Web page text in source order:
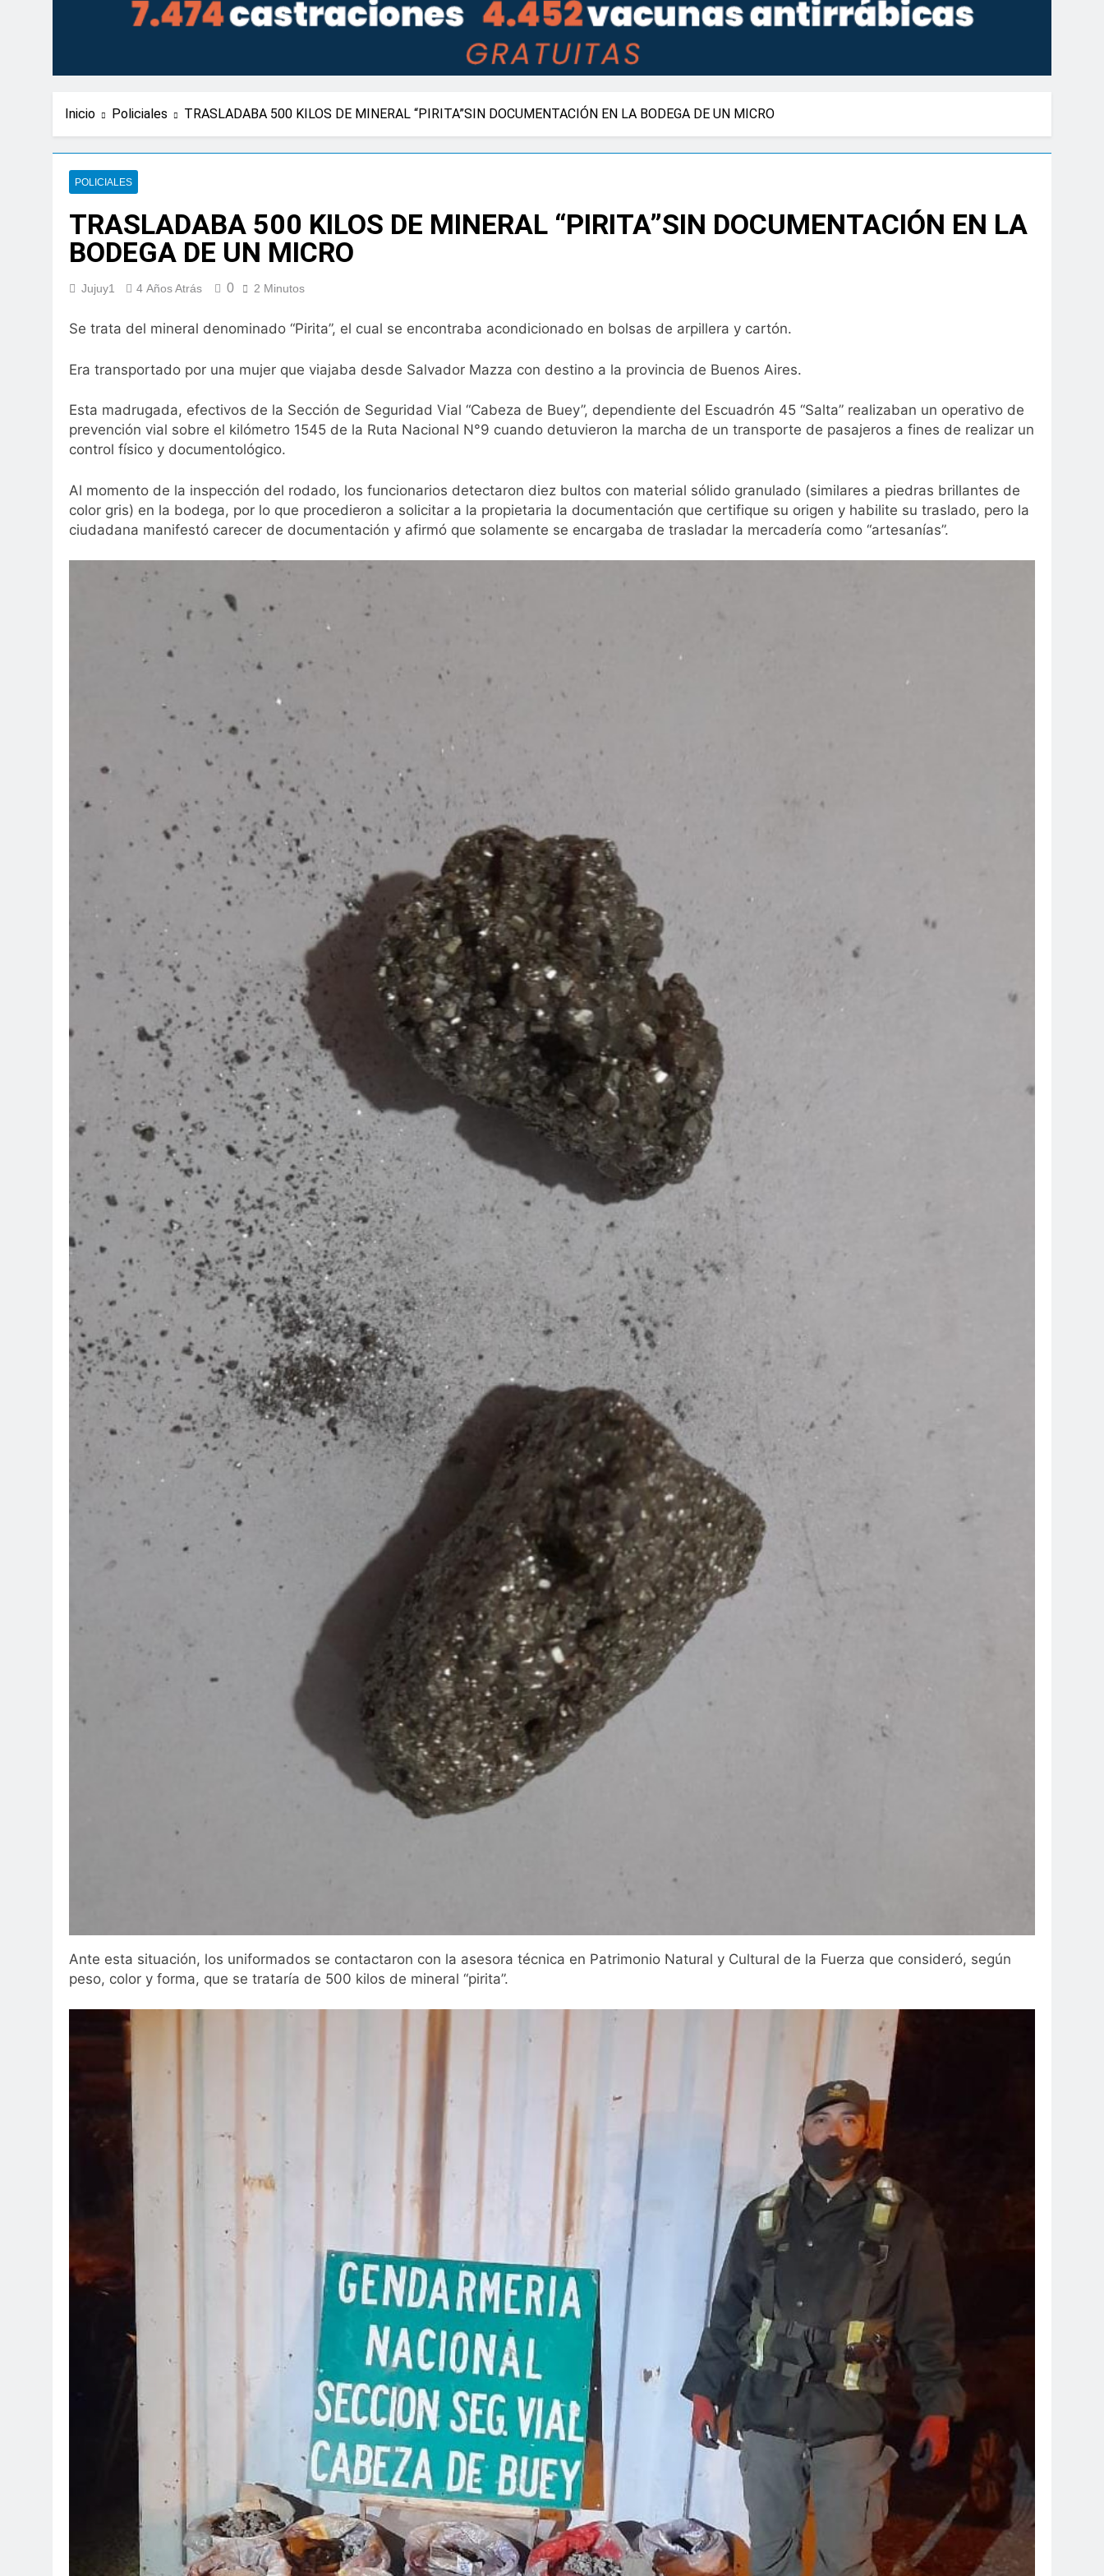
Inicio Policiales TRASLADABA 500 KILOS DE MINERAL “PIRITA”SIN DOCUMENTACIÓN EN LA BODEGA DE UN MICRO
POLICIALES
TRASLADABA 500 KILOS DE MINERAL “PIRITA”SIN DOCUMENTACIÓN EN LA
BODEGA DE UN MICRO
Jujuy1 4 Años Atrás 0 2 Minutos
Se trata del mineral denominado “Pirita”, el cual se encontraba acondicionado en bolsas de arpillera y cartón.
Era transportado por una mujer que viajaba desde Salvador Mazza con destino a la provincia de Buenos Aires.
Esta madrugada, efectivos de la Sección de Seguridad Vial “Cabeza de Buey”, dependiente del Escuadrón 45 “Salta” realizaban un operativo de
prevención vial sobre el kilómetro 1545 de la Ruta Nacional N°9 cuando detuvieron la marcha de un transporte de pasajeros a fines de realizar un
control físico y documentológico.
Al momento de la inspección del rodado, los funcionarios detectaron diez bultos con material sólido granulado (similares a piedras brillantes de
color gris) en la bodega, por lo que procedieron a solicitar a la propietaria la documentación que certifique su origen y habilite su traslado, pero la
ciudadana manifestó carecer de documentación y afirmó que solamente se encargaba de trasladar la mercadería como “artesanías”.
Ante esta situación, los uniformados se contactaron con la asesora técnica en Patrimonio Natural y Cultural de la Fuerza que consideró, según
peso, color y forma, que se trataría de 500 kilos de mineral “pirita”.